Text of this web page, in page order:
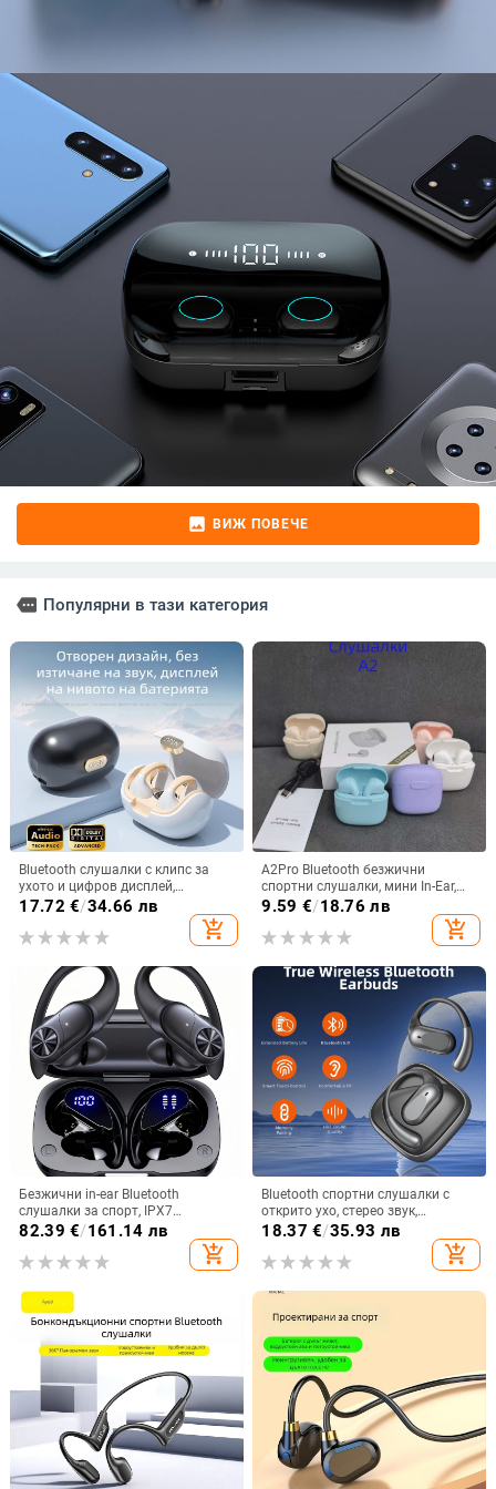
image ВИЖ ПОВЕЧЕ
more Популярни в тази категория
Bluetooth слушалки с клипс за
ухото и цифров дисплей,
Bluetooth 5.3, IPX6
водоустойчиви, спортен стил,
безжични стерео клипс слушалки,
батерията
17.72 €/34.66 лв
add_shopping_cart
A2Pro Bluetooth безжични
спортни слушалки, мини In-Ear,
5.3 дълга издръжливост на
9.59 €/18.76 лв
add_shopping_cart
Безжични in-ear Bluetooth
слушалки за спорт, IPX7
водоустойчиви, дълъг живот на
шумопотискане
82.39 €/161.14 лв
add_shopping_cart
Bluetooth спортни слушалки с
открито ухо, стерео звук,
Bluetooth 5.4, обхват до 10 м,
18.37 €/35.93 лв
add_shopping_cart